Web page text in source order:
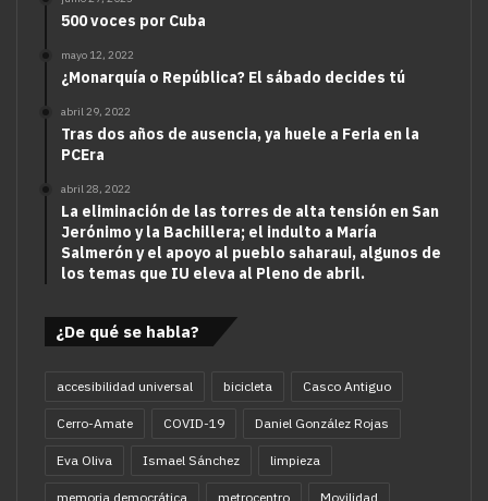
500 voces por Cuba
mayo 12, 2022
¿Monarquía o República? El sábado decides tú
abril 29, 2022
Tras dos años de ausencia, ya huele a Feria en la
PCEra
abril 28, 2022
La eliminación de las torres de alta tensión en San
Jerónimo y la Bachillera; el indulto a María
Salmerón y el apoyo al pueblo saharaui, algunos de
los temas que IU eleva al Pleno de abril.
¿De qué se habla?
accesibilidad universal bicicleta Casco Antiguo
Cerro-Amate COVID-19 Daniel González Rojas
Eva Oliva Ismael Sánchez limpieza
memoria democrática metrocentro Movilidad